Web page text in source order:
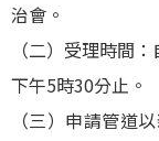
治會。
（二）受理時間
下午5時30分止。
（三）申請管道